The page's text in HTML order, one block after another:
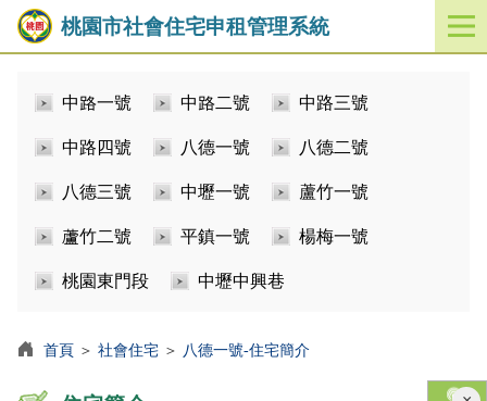
桃園市社會住宅申租管理系統
開
啟
中路一號 中路二號 中路三號
中路四號 八德一號 八德二號
八德三號 中壢一號 蘆竹一號
蘆竹二號 平鎮一號 楊梅一號
桃園東門段 中壢中興巷
首頁 ＞ 社會住宅 ＞ 八德一號-住宅簡介